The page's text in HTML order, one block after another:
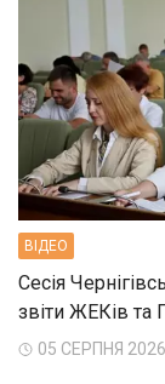
ВIДЕО
Сесія
звіти ЖЕКів та
05 СЕРПНЯ